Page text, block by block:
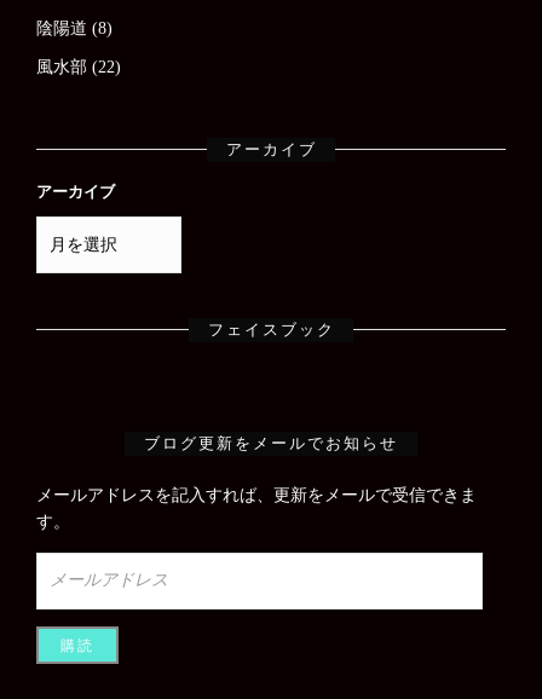
陰陽道 (8)
風水部 (22)
アーカイブ
アーカイブ
フェイスブック
ブログ更新をメールでお知らせ
メールアドレスを記入すれば、更新をメールで受信できま
す。
ー
ル
ド